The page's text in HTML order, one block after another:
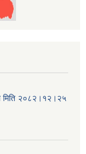
मिति २०८२।१२।२५